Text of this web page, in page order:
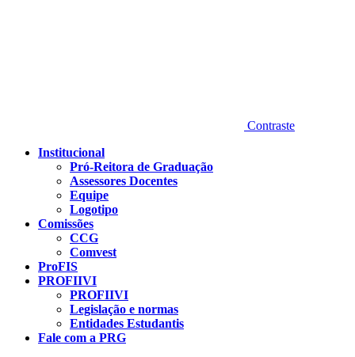
Contraste
Institucional
Pró-Reitora de Graduação
Assessores Docentes
Equipe
Logotipo
Comissões
CCG
Comvest
ProFIS
PROFIIVI
PROFIIVI
Legislação e normas
Entidades Estudantis
Fale com a PRG